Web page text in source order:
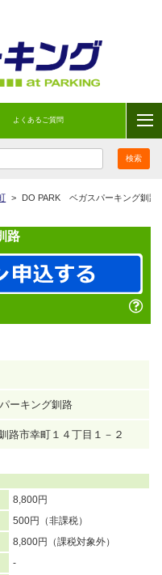
よくあるご質問
> DO PARK ベガスパーキング釧路
路
ーキング釧路
路市幸町１４丁目１－２
8,800円
500円（非課税）
8,800円（課税対象外）
-